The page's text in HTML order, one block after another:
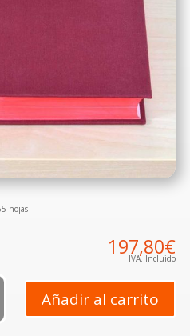
hojas
197,80€
IVA. Incluido
Añadir al carrito